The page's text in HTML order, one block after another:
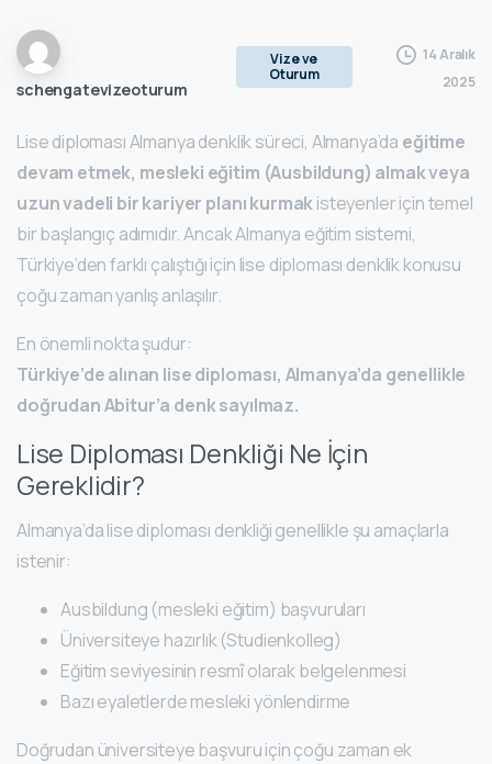
schengatevizeoturum
Vize ve
Oturum
14 Aralık
2025
Lise diploması Almanya denklik süreci, Almanya’da eğitime
devam etmek, mesleki eğitim (Ausbildung) almak veya
uzun vadeli bir kariyer planı kurmakisteyenler için temel
bir başlangıç adımıdır. Ancak Almanya eğitim sistemi,
Türkiye’den farklı çalıştığı için lise diploması denklik konusu
çoğu zaman yanlış anlaşılır.
En önemli nokta şudur:
Türkiye’de alınan lise diploması, Almanya’da genellikle
doğrudan Abitur’a denk sayılmaz.
Lise Diploması Denkliği Ne İçin
Gereklidir?
Almanya’da lise diploması denkliği genellikle şu amaçlarla
istenir:
Ausbildung (mesleki eğitim) başvuruları
Üniversiteye hazırlık (Studienkolleg)
Eğitim seviyesinin resmî olarak belgelenmesi
Bazı eyaletlerde mesleki yönlendirme
Doğrudan üniversiteye başvuru için çoğu zaman ek